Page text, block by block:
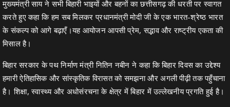
मुख्यमंत्री साय ने सभी बिहारी भाइयों और बहनों का छत्तीसगढ़ की धरती पर स्वागत
करते हुए कहा कि हम सब मिलकर प्रधानमंत्री मोदी जी के एक भारत-श्रेष्ठ भारत
के संकल्प को आगे बढ़ाएँ।यह आयोजन आपसी प्रेम, सद्भाव और राष्ट्रीय एकता की
मिसाल है।
बिहार सरकार के पथ निर्माण मंत्री नितिन नबीन ने कहा कि बिहार दिवस का उद्देश्य
हमारी ऐतिहासिक और सांस्कृतिक विरासत को समझना और अगली पीढ़ी तक पहुँचाना
है। शिक्षा, स्वास्थ्य और अधोसंरचना के क्षेत्र में बिहार में उल्लेखनीय प्रगति हुई है।